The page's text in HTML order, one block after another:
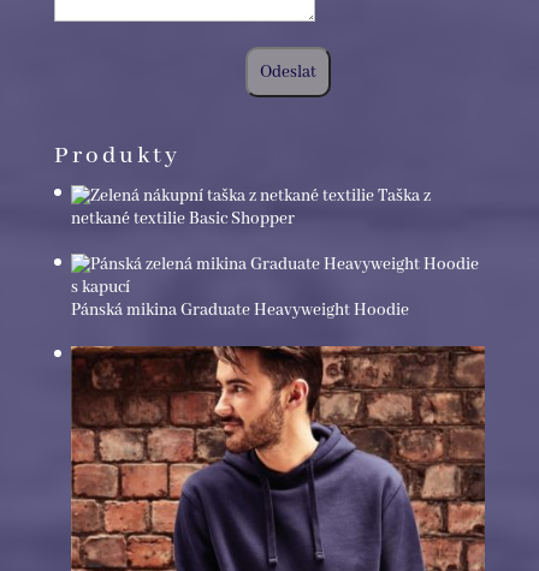
Produkty
Taška z
netkané textilie Basic Shopper
Pánská mikina Graduate Heavyweight Hoodie